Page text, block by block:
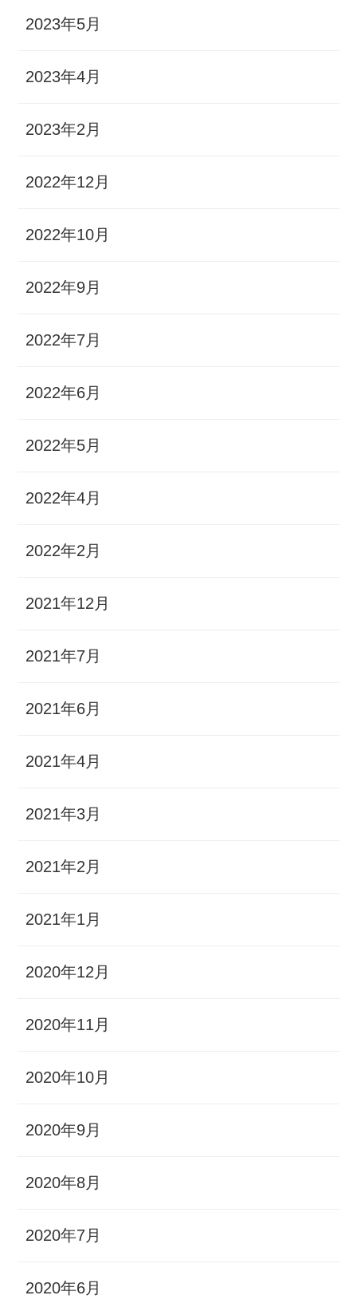
2023年5月
2023年4月
2023年2月
2022年12月
2022年10月
2022年9月
2022年7月
2022年6月
2022年5月
2022年4月
2022年2月
2021年12月
2021年7月
2021年6月
2021年4月
2021年3月
2021年2月
2021年1月
2020年12月
2020年11月
2020年10月
2020年9月
2020年8月
2020年7月
2020年6月